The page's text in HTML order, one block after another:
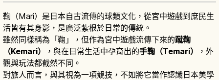
鞠（Mari）是日本自古流傳的球類文化，從宮中遊戲到庶民生
活皆有其身影，是廣泛紮根於日常的傳統。
雖然同樣稱為「鞠」，但作為宮中遊戲流傳下來的蹴鞠
（Kemari）
，與在日常生活中孕育出的手鞠（Temari）
，外
觀與玩法都截然不同。
對旅人而言，與其視為一項競技，不如將它當作認識日本美學